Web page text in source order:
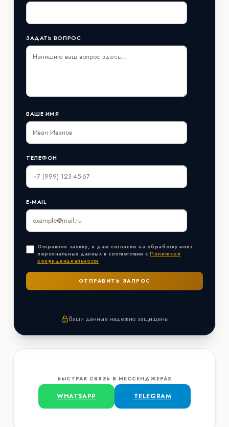
ЗАДАТЬ ВОПРОС
ВАШЕ ИМЯ
ТЕЛЕФОН
E-MAIL
Отправляя заявку, я даю согласие на обработку моих
персональных данных в соответствии сПолитикой
конфиденциальности
Ваши данные надежно защищены
БЫСТРАЯ СВЯЗЬ В МЕССЕНДЖЕРАХ
WHATSAPP TELEGRAM